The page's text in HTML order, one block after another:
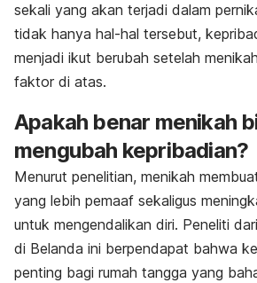
sekali yang akan terjadi dalam
tidak hanya hal-hal tersebut,
menjadi ikut berubah setelah
faktor di atas.
Apakah benar menikah
mengubah kepribadian?
Menurut penelitian, menikah
yang lebih pemaaf sekaligus
untuk mengendalikan diri. Peneliti
di Belanda ini berpendapat bahwa
penting bagi rumah tangga yang